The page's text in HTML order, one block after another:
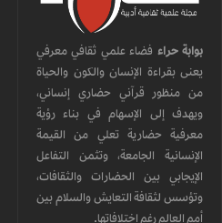
بوابة حراء فضاء علمي ثقافي معرفي
يعنى بقراءة الإنسان والكون والحياة
من منظور قرآني حضاري إنساني،
ويهدف إلى الإسهام في بناء رؤية
معرفية حضارية تعلي من القيمة
الإنسانية الجامعة، وتثمن التفاعل
الإيجابي بين الحضارات والثقافات،
وتؤسس لثقافة التعايش والسلام بين
أمم العالم رغم اختلافاتها.